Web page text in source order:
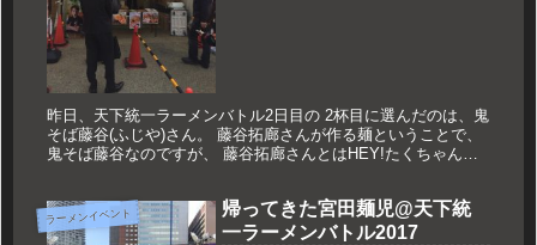
昨日、天下統一ラーメンバトル2日目の 2杯目に選んだのは、鬼
そば藤谷(ふじや)さん。 藤谷拓廊さんが作る麺ということで、
鬼そば藤谷なのですが、 藤谷拓廊さんとはHEY!たくちゃんさ
ラーメンイベント
帰ってきた宮田麺児@天下統
一ラーメンバトル2017